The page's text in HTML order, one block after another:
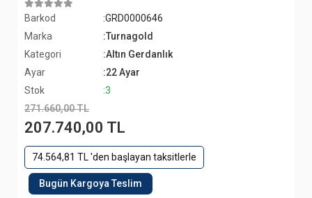
Barkod
:GRD0000646
Marka
:Turnagold
Kategori
:Altın Gerdanlık
Ayar
:22 Ayar
Stok
:3
271.660,00 TL
207.740,00 TL
74.564,81 TL 'den başlayan taksitlerle
Bugün Kargoya Teslim